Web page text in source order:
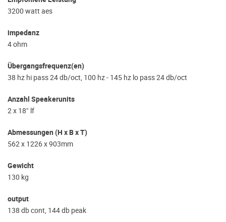
3200 watt aes
impedanz
4 ohm
Übergangsfrequenz(en)
38 hz hi pass 24 db/oct, 100 hz - 145 hz lo pass 24 db/oct
Anzahl Speakerunits
2 x 18" lf
Abmessungen (H x B x T)
562 x 1226 x 903mm
Gewicht
130 kg
output
138 db cont, 144 db peak